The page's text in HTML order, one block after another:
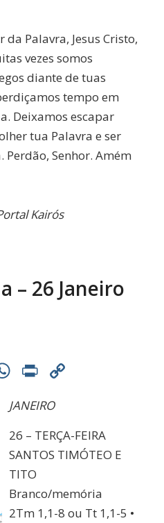
Palavra, Jesus Cristo,
vezes somos
diante de tuas
tempo em
Deixamos escapar
tua Palavra e ser
Senhor. Amém
Kairós
– 26 Janeiro
WhatsApp
Print
JANEIRO
26 – TERÇA-FEIRA
SANTOS TIMÓTEO E
TITO
Branco/memória
2Tm 1,1-8 ou Tt 1,1-5 •